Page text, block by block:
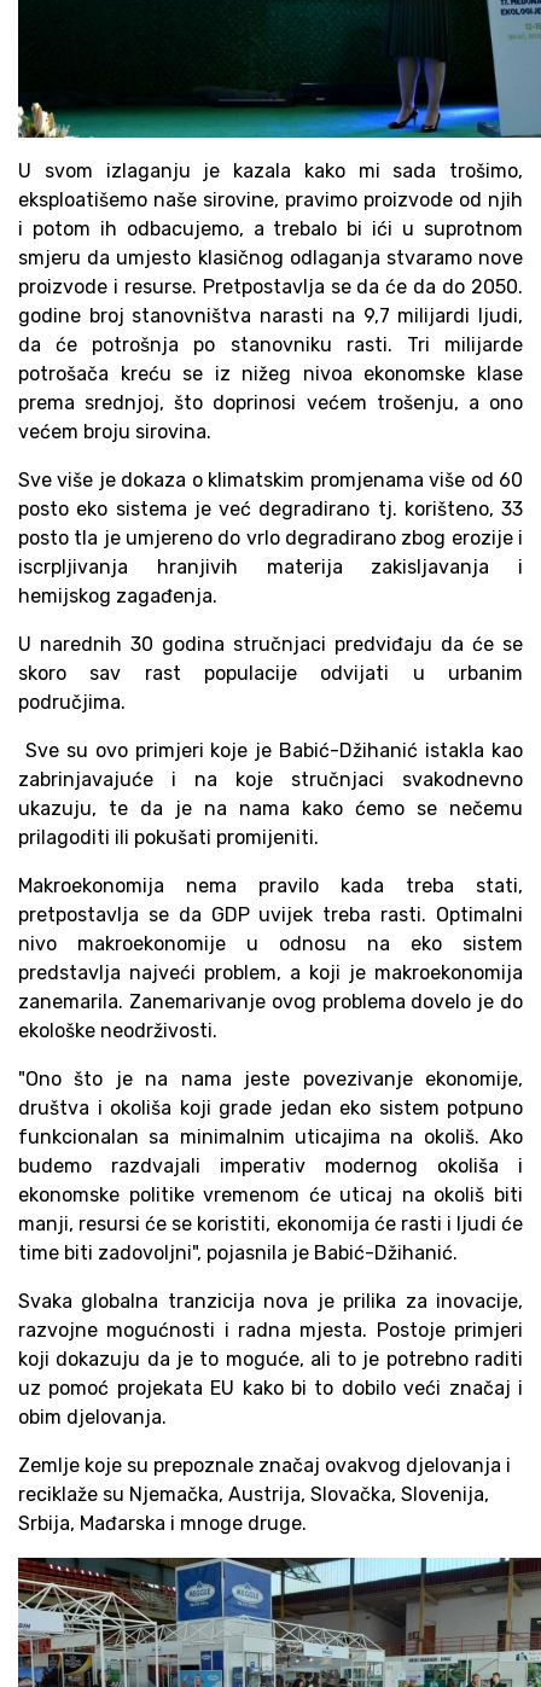
U svom izlaganju je kazala kako mi sada trošimo,
eksploatišemo naše sirovine, pravimo proizvode od njih
i potom ih odbacujemo, a trebalo bi ići u suprotnom
smjeru da umjesto klasičnog odlaganja stvaramo nove
proizvode i resurse. Pretpostavlja se da će da do 2050.
godine broj stanovništva narasti na 9,7 milijardi ljudi,
da će potrošnja po stanovniku rasti. Tri milijarde
potrošača kreću se iz nižeg nivoa ekonomske klase
prema srednjoj, što doprinosi većem trošenju, a ono
većem broju sirovina.
Sve više je dokaza o klimatskim promjenama više od 60
posto eko sistema je već degradirano tj. korišteno, 33
posto tla je umjereno do vrlo degradirano zbog erozije i
iscrpljivanja hranjivih materija zakisljavanja i
hemijskog zagađenja.
U narednih 30 godina stručnjaci predviđaju da će se
skoro sav rast populacije odvijati u urbanim
područjima.
Sve su ovo primjeri koje je Babić-Džihanić istakla kao
zabrinjavajuće i na koje stručnjaci svakodnevno
ukazuju, te da je na nama kako ćemo se nečemu
prilagoditi ili pokušati promijeniti.
Makroekonomija nema pravilo kada treba stati,
pretpostavlja se da GDP uvijek treba rasti. Optimalni
nivo makroekonomije u odnosu na eko sistem
predstavlja najveći problem, a koji je makroekonomija
zanemarila. Zanemarivanje ovog problema dovelo je do
ekološke neodrživosti.
"Ono što je na nama jeste povezivanje ekonomije,
društva i okoliša koji grade jedan eko sistem potpuno
funkcionalan sa minimalnim uticajima na okoliš. Ako
budemo razdvajali imperativ modernog okoliša i
ekonomske politike vremenom će uticaj na okoliš biti
manji, resursi će se koristiti, ekonomija će rasti i ljudi će
time biti zadovoljni", pojasnila je Babić-Džihanić.
Svaka globalna tranzicija nova je prilika za inovacije,
razvojne mogućnosti i radna mjesta. Postoje primjeri
koji dokazuju da je to moguće, ali to je potrebno raditi
uz pomoć projekata EU kako bi to dobilo veći značaj i
obim djelovanja.
Zemlje koje su prepoznale značaj ovakvog djelovanja i
reciklaže su Njemačka, Austrija, Slovačka, Slovenija,
Srbija, Mađarska i mnoge druge.